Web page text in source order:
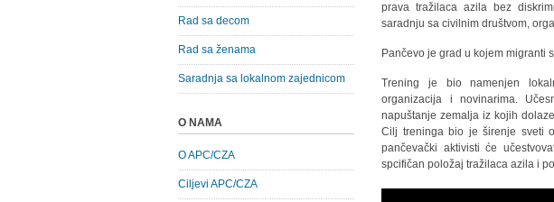
prava tražilaca azila bez
saradnju sa civilnim društvom,
Pančevo je grad u kojem migranti
Trening je bio namenjen
organizacija i novinarima.
napuštanje zemalja iz kojih
Cilj treninga bio je širenje sveti
pančevački aktivisti će
spcifičan položaj tražilaca azila i
Rad sa decom
Rad sa ženama
Saradnja sa lokalnom zajednicom
O NAMA
O APC/CZA
Ciljevi APC/CZA